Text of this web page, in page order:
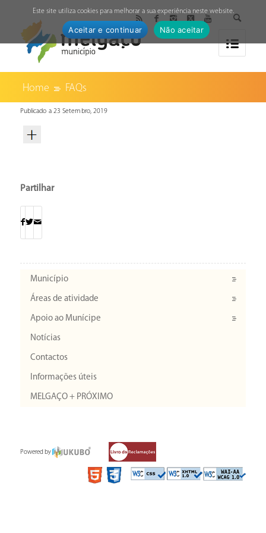
Home FAQs
Publicado a 23 Setembro, 2019
Partilhar
Município
Áreas de atividade
Apoio ao Munícipe
Notícias
Contactos
Informações úteis
MELGAÇO + PRÓXIMO
Powered by
Este site utiliza cookies para melhorar a sua experiência neste website.
Aceitar e continuar Não aceitar